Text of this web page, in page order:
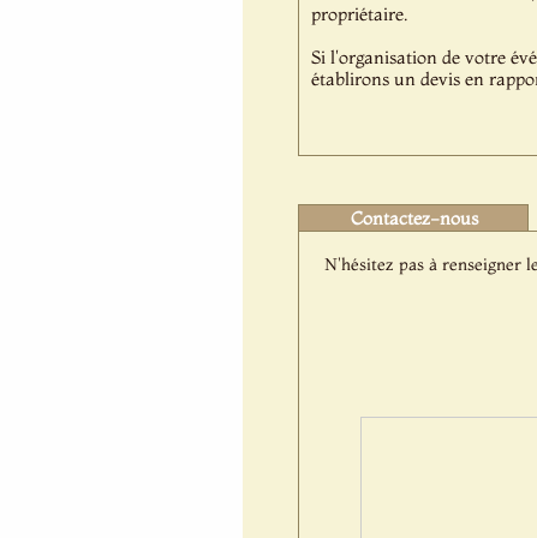
propriétaire.
Si l'organisation de votre
établirons un devis en
Contactez-nous
N'hésitez pas à renseigner